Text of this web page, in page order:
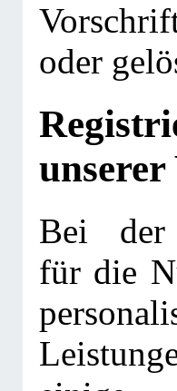
oder
unserer
Bei der
für die